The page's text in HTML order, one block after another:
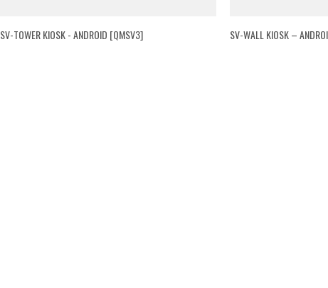
SV-TOWER KIOSK - ANDROID [QMSV3] SV-WALL KIOSK –